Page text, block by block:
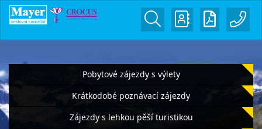
Pobytové zájezdy s výlety
Krátkodobé poznávací zájezdy
Zájezdy s lehkou pěší turistikou